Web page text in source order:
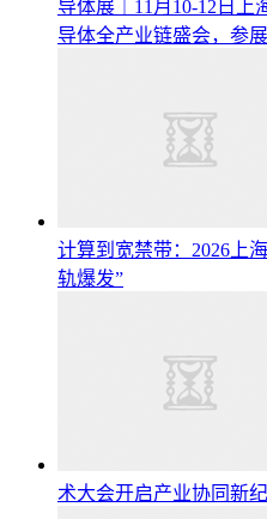
导体展｜11月10-12日上
导体全产业链盛会，参
计算到宽禁带：2026上
轨爆发”
术大会开启产业协同新